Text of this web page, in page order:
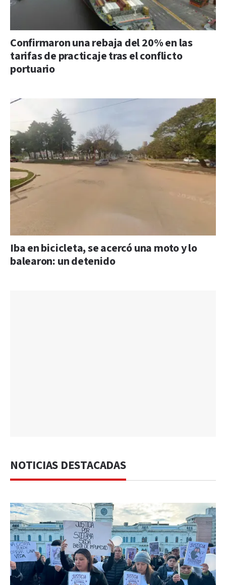
Confirmaron una rebaja del 20% en las
tarifas de practicaje tras el conflicto
portuario
Iba en bicicleta, se acercó una moto y lo
balearon: un detenido
NOTICIAS DESTACADAS